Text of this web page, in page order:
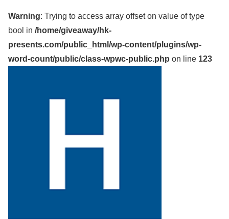
Warning: Trying to access array offset on value of type
bool in /home/giveaway/hk-
presents.com/public_html/wp-content/plugins/wp-
word-count/public/class-wpwc-public.php on line 123